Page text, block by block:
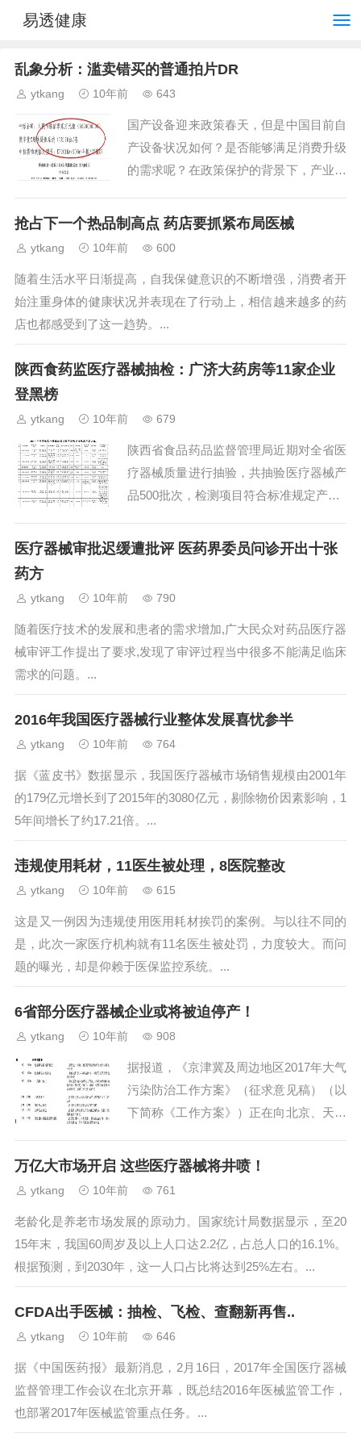
易透健康
乱象分析：滥卖错买的普通拍片DR
ytkang 10年前 643
国产设备迎来政策春天，但是中国目前自
产设备状况如何？是否能够满足消费升级
的需求呢？在政策保护的背景下，产业能
R行业，做一个剖析。...
抢占下一个热品制高点 药店要抓紧布局医械
ytkang 10年前 600
随着生活水平日渐提高，自我保健意识的不断增强，消费者开
始注重身体的健康状况并表现在了行动上，相信越来越多的药
店也都感受到了这一趋势。...
陕西食药监医疗器械抽检：广济大药房等11家企业
登黑榜
ytkang 10年前 679
陕西省食品药品监督管理局近期对全省医
疗器械质量进行抽验，共抽验医疗器械产
品500批次，检测项目符合标准规定产品4
医疗器械审批迟缓遭批评 医药界委员问诊开出十张
药方
ytkang 10年前 790
随着医疗技术的发展和患者的需求增加,广大民众对药品医疗器
械审评工作提出了要求,发现了审评过程当中很多不能满足临床
需求的问题。...
2016年我国医疗器械行业整体发展喜忧参半
ytkang 10年前 764
据《蓝皮书》数据显示，我国医疗器械市场销售规模由2001年
的179亿元增长到了2015年的3080亿元，剔除物价因素影响，1
5年间增长了约17.21倍。...
违规使用耗材，11医生被处理，8医院整改
ytkang 10年前 615
这是又一例因为违规使用医用耗材挨罚的案例。与以往不同的
是，此次一家医疗机构就有11名医生被处罚，力度较大。而问
题的曝光，却是仰赖于医保监控系统。...
6省部分医疗器械企业或将被迫停产！
ytkang 10年前 908
据报道，《京津冀及周边地区2017年大气
污染防治工作方案》（征求意见稿）（以
下简称《工作方案》）正在向北京、天津
万亿大市场开启 这些医疗器械将井喷！
ytkang 10年前 761
老龄化是养老市场发展的原动力。国家统计局数据显示，至20
15年末，我国60周岁及以上人口达2.2亿，占总人口的16.1%。
根据预测，到2030年，这一人口占比将达到25%左右。...
CFDA出手医械：抽检、飞检、查翻新再售..
ytkang 10年前 646
据《中国医药报》最新消息，2月16日，2017年全国医疗器械
监督管理工作会议在北京开幕，既总结2016年医械监管工作，
也部署2017年医械监管重点任务。...